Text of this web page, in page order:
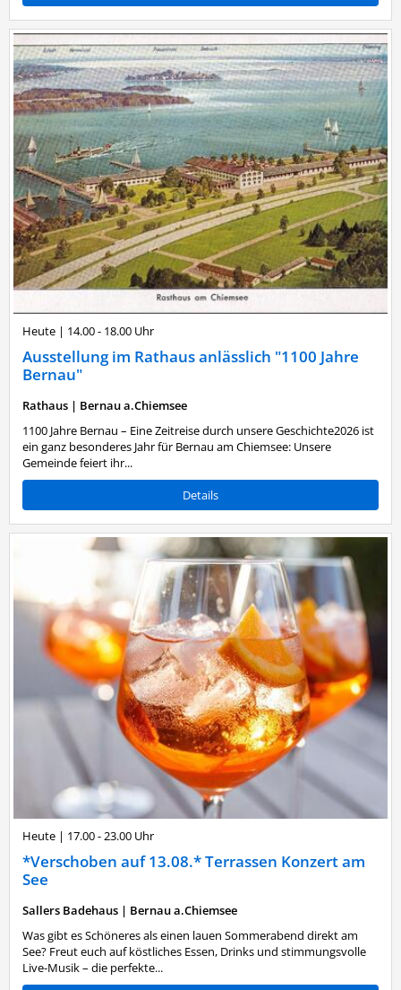
Heute | 14.00 - 18.00 Uhr
Ausstellung im Rathaus anlässlich "1100 Jahre
Bernau"
Rathaus | Bernau a.Chiemsee
1100 Jahre Bernau – Eine Zeitreise durch unsere Geschichte2026 ist
ein ganz besonderes Jahr für Bernau am Chiemsee: Unsere
Gemeinde feiert ihr...
Details
Heute | 17.00 - 23.00 Uhr
*Verschoben auf 13.08.* Terrassen Konzert am
See
Sallers Badehaus | Bernau a.Chiemsee
Was gibt es Schöneres als einen lauen Sommerabend direkt am
See? Freut euch auf köstliches Essen, Drinks und stimmungsvolle
Live-Musik – die perfekte...